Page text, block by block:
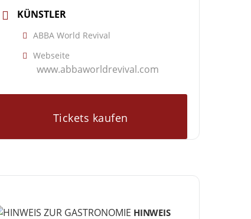
KÜNSTLER
ABBA World Revival
Webseite
www.abbaworldrevival.com
Tickets kaufen
HINWEIS